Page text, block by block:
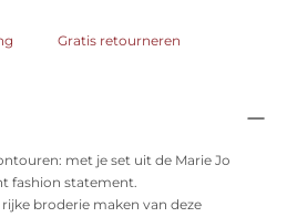
Gratis retourneren
met je set uit de Marie Jo
fashion statement.
broderie maken van deze